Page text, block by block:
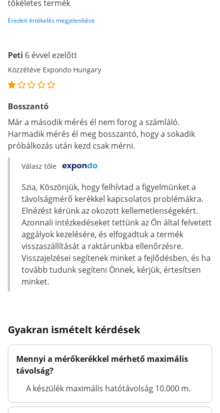
tökéletes termék
Eredeti értékelés megjelenítése
Peti 6 évvel ezelőtt
Közzétéve Expondo Hungary
Bosszantó
Már a második mérés él nem forog a számláló.
Harmadik mérés él meg bosszantó, hogy a sokadik
próbálkozás után kezd csak mérni.
Válasz tőle
Szia, Köszönjük, hogy felhívtad a figyelmünket a
távolságmérő kerékkel kapcsolatos problémákra.
Elnézést kérünk az okozott kellemetlenségekért.
Azonnali intézkedéseket tettünk az Ön által felvetett
aggályok kezelésére, és elfogadtuk a termék
visszaszállítását a raktárunkba ellenőrzésre.
Visszajelzései segítenek minket a fejlődésben, és ha
tovább tudunk segíteni Önnek, kérjük, értesítsen
minket.
Gyakran ismételt kérdések
Mennyi a mérőkerékkel mérhető maximális
távolság?
A készülék maximális hatótávolság 10.000 m.